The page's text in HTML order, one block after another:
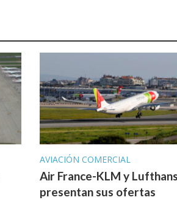
AVIACIÓN COMERCIAL
Air France-KLM y
presentan sus ofertas